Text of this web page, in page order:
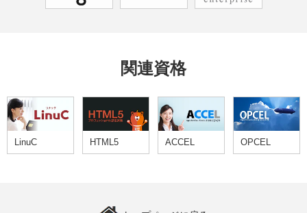
関連資格
LinuC HTML5 ACCEL OPCEL